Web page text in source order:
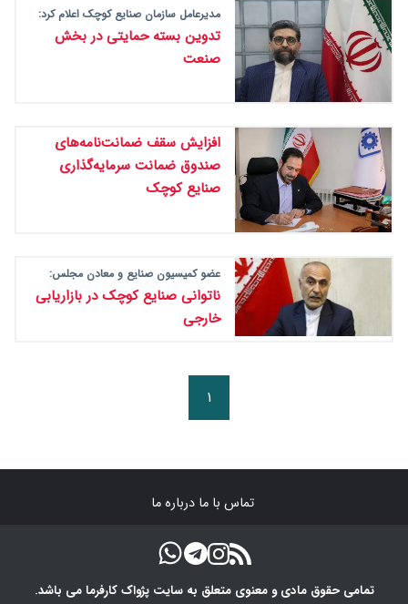
مدیرعامل سازمان صنایع کوچک اعلام کرد:
تدوین بسته حمایتی در بخش
صنعت
افزایش سقف ضمانت‌نامه‌های
صندوق ضمانت سرمایه‌گذاری
صنایع کوچک
عضو کمیسیون صنایع و معادن مجلس:
ناتوانی صنایع کوچک در بازاریابی
خارجی
۱
تماس با ما درباره ما
تمامی حقوق مادی و معنوی متعلق به سایت پژواک کارفرما می باشد.